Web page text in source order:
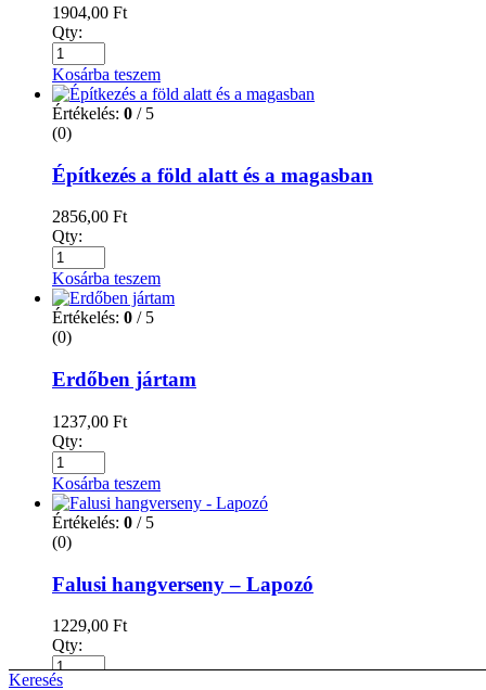
1904,00 Ft
Qty:
Kosárba teszem
Értékelés: 0 / 5
(0)
Építkezés a föld alatt és a magasban
2856,00 Ft
Qty:
Kosárba teszem
Értékelés: 0 / 5
(0)
Erdőben jártam
1237,00 Ft
Qty:
Kosárba teszem
Értékelés: 0 / 5
(0)
Falusi hangverseny – Lapozó
1229,00 Ft
Qty:
Keresés